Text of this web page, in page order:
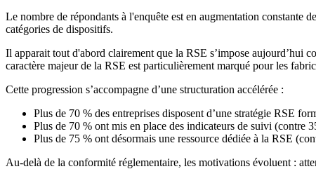
Le nombre de répondants à l'enquête est en augmentation constante
catégories de dispositifs.
Il apparait tout d'abord clairement que la RSE s’impose aujourd’hui
caractère majeur de la RSE est particulièrement marqué pour les
Cette progression s’accompagne d’une structuration accélérée :
Plus de 70 % des entreprises disposent d’une stratégie RSE
Plus de 70 % ont mis en place des indicateurs de suivi (contre
Plus de 75 % ont désormais une ressource dédiée à la RSE
Au-delà de la conformité réglementaire, les motivations évoluent :